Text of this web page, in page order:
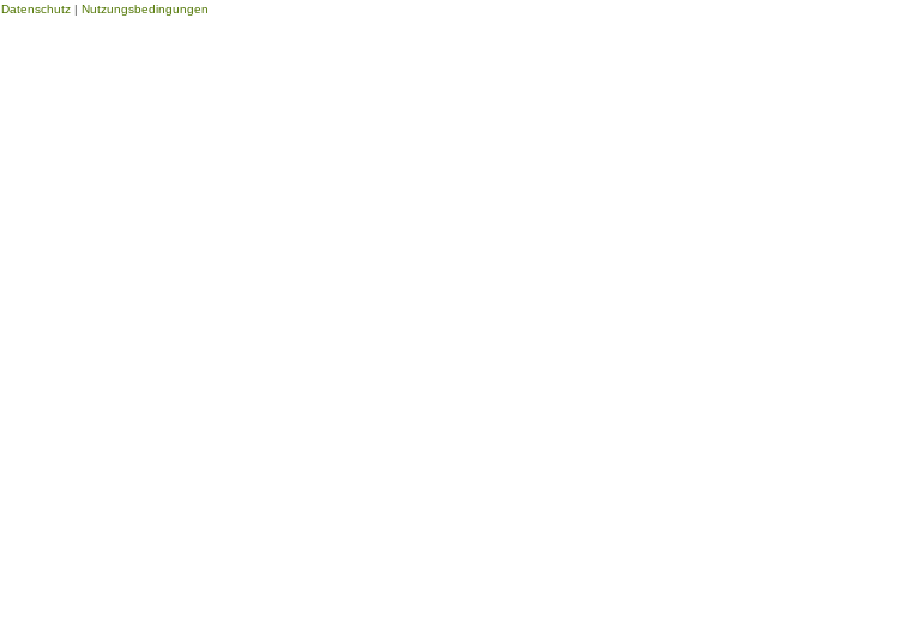
Datenschutz| Nutzungsbedingungen